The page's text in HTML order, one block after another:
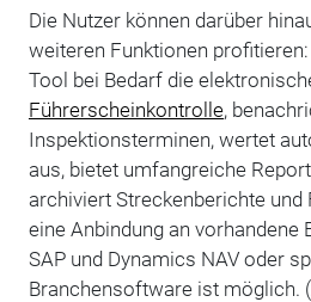
Die Nutzer können darüber
weiteren Funktionen
Tool bei Bedarf die
Führerscheinkontrolle,
Inspektionsterminen, wertet
aus, bietet umfangreiche
archiviert Streckenberichte und
eine Anbindung an vorhandene
SAP und Dynamics NAV oder
Branchensoftware ist möglich.